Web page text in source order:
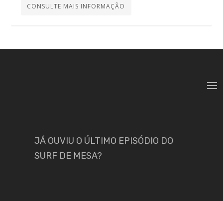
CONSULTE MAIS INFORMAÇÃO
JÁ OUVIU O ÚLTIMO EPISÓDIO DO
SURF DE MESA?